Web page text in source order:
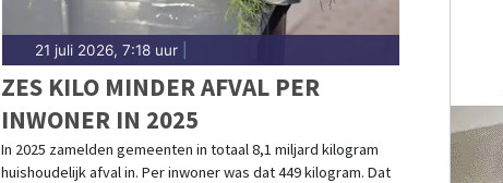
21 juli 2026, 7:18 uur|
ZES KILO MINDER AFVAL PER
INWONER IN 2025
In 2025 zamelden gemeenten in totaal 8,1 miljard kilogram
huishoudelijk afval in. Per inwoner was dat 449 kilogram. Dat